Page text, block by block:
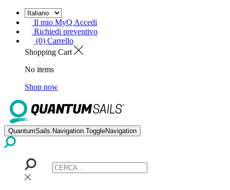
Il mio MyQ Accedi
Richiedi preventivo
(0) Carrello
Shopping Cart
No items
Shop now
QuantumSails.Navigation.ToggleNavigation